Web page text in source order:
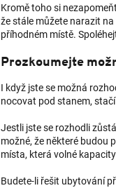
Kromě toho si
že stále můžete narazit
příhodném místě.
Prozkoumejte
I když jste se možná
nocovat pod stanem,
Jestli jste se rozhodli
možné, že některé budou
místa, která volné
Budete-li řešit ubytování